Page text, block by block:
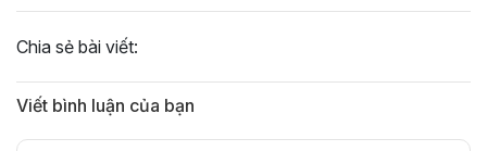
Chia sẻ bài viết:
Viết bình luận của bạn